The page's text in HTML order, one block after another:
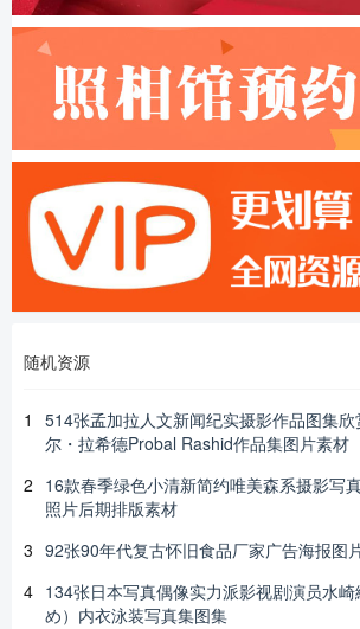
随机资源
1
514张孟加拉人文新闻纪实摄影作品图集
尔・拉希德Probal Rashid作品集图片素材
2 16款春季绿色小清新简约唯美森系摄影写
照片后期排版素材
3 92张90年代复古怀旧食品厂家广告海报图
4 134张日本写真偶像实力派影视剧演员水
め）内衣泳装写真集图集